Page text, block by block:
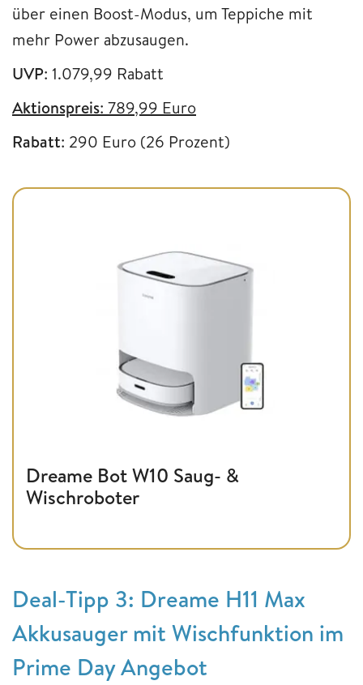
über einen Boost-Modus, um Teppiche mit
mehr Power abzusaugen.
UVP: 1.079,99 Rabatt
Aktionspreis: 789,99 Euro
Rabatt: 290 Euro (26 Prozent)
Dreame Bot W10 Saug- &
Wischroboter
​​​​​​​Deal-Tipp 3: Dreame H11 Max
Akkusauger mit Wischfunktion im
Prime Day Angebot